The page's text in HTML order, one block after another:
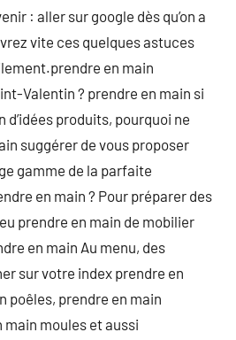
: aller sur google dès qu’on a
vite ces quelques astuces
en main
Valentin ? prendre en main si
d’idées produits, pourquoi ne
suggérer de vous proposer
gamme de la parfaite
en main ? Pour préparer des
prendre en main de mobilier
en main Au menu, des
sur votre index prendre en
poêles, prendre en main
moules et aussi